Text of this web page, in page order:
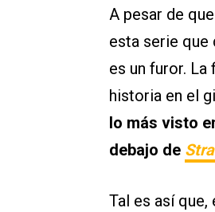
A pesar de
esta serie que
es un furor.
historia en el
lo más visto
debajo de
Tal es así que,